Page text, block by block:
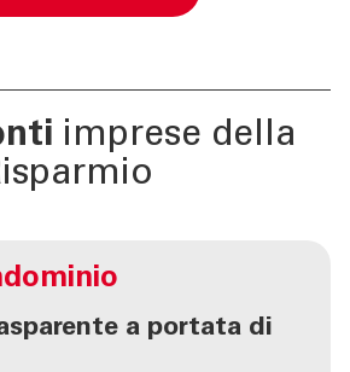
imprese della
a portata di